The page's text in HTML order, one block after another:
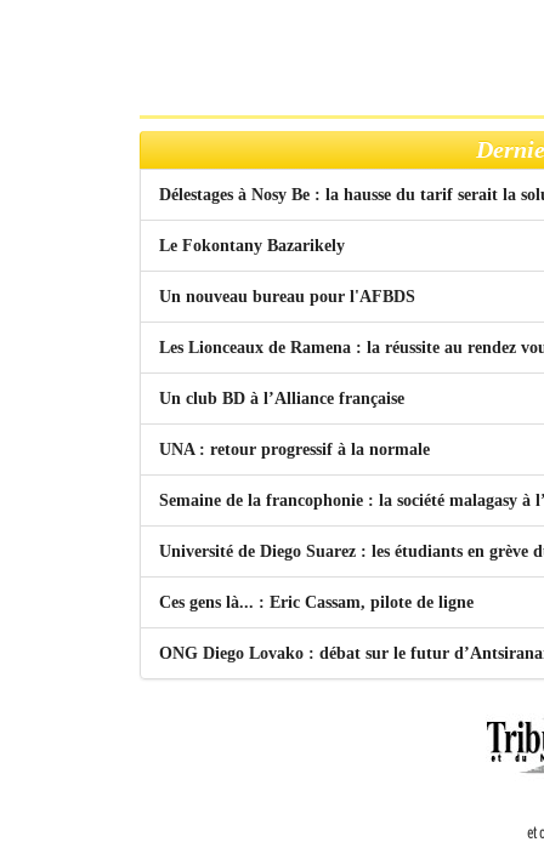
Délestages à Nosy Be : la hausse du tarif serait la
Le Fokontany Bazarikely
Un nouveau bureau pour l'AFBDS
Les Lionceaux de Ramena : la réussite au rendez
Un club BD à l’Alliance française
UNA : retour progressif à la normale
Semaine de la francophonie : la société malagasy à
Université de Diego Suarez : les étudiants en grève
Ces gens là... : Eric Cassam, pilote de ligne
ONG Diego Lovako : débat sur le futur
et